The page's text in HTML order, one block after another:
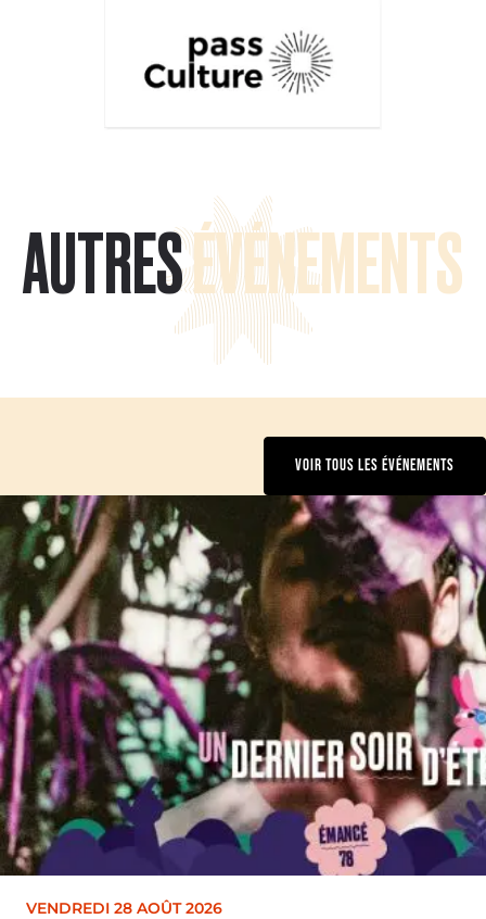
AUTRESÉVÉNEMENTS
VOIR TOUS LES ÉVÉNEMENTS
VENDREDI 28 AOÛT 2026